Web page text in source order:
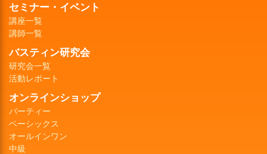
セミナー・イベント
講座一覧
講師一覧
バスティン研究会
研究会一覧
活動レポート
オンラインショップ
パーティー
ベーシックス
オールインワン
中級